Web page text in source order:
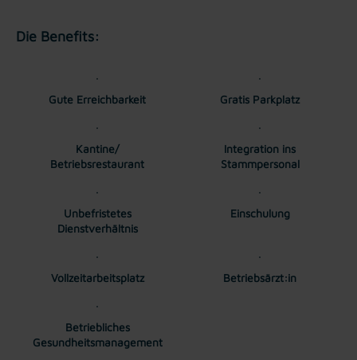
Die Benefits:
Gute Erreichbarkeit Gratis Parkplatz
Kantine/
Betriebsrestaurant
Integration ins
Stammpersonal
Unbefristetes
Dienstverhältnis
Einschulung
Vollzeitarbeitsplatz Betriebsärzt:in
Betriebliches
Gesundheitsmanagement